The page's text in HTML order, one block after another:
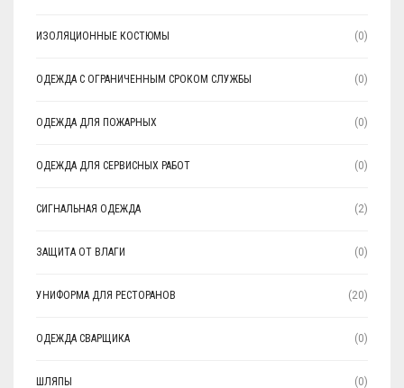
ИЗОЛЯЦИОННЫЕ КОСТЮМЫ (0)
ОДЕЖДА С ОГРАНИЧЕННЫМ СРОКОМ СЛУЖБЫ (0)
ОДЕЖДА ДЛЯ ПОЖАРНЫХ (0)
ОДЕЖДА ДЛЯ СЕРВИСНЫХ РАБОТ (0)
СИГНАЛЬНАЯ ОДЕЖДА (2)
ЗАЩИТА ОТ ВЛАГИ (0)
УНИФОРМА ДЛЯ РЕСТОРАНОВ (20)
ОДЕЖДА СВАРЩИКА (0)
ШЛЯПЫ (0)